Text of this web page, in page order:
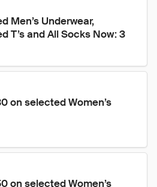
Men’s Underwear,
T’s and All Socks Now: 3
on selected Women’s
on selected Women’s